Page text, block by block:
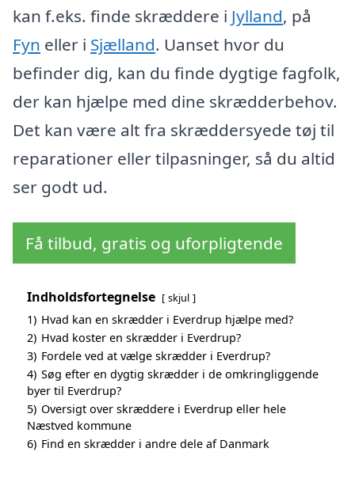
kan f.eks. finde skræddere i Jylland, på
Fyn eller i Sjælland. Uanset hvor du
befinder dig, kan du finde dygtige fagfolk,
der kan hjælpe med dine skrædderbehov.
Det kan være alt fra skræddersyede tøj til
reparationer eller tilpasninger, så du altid
ser godt ud.
Få tilbud, gratis og uforpligtende
Indholdsfortegnelse skjul
1) Hvad kan en skrædder i Everdrup hjælpe med?
2) Hvad koster en skrædder i Everdrup?
3) Fordele ved at vælge skrædder i Everdrup?
4) Søg efter en dygtig skrædder i de omkringliggende
byer til Everdrup?
5) Oversigt over skræddere i Everdrup eller hele
Næstved kommune
6) Find en skrædder i andre dele af Danmark